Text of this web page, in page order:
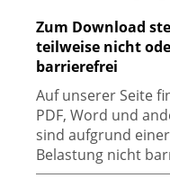
Zum Download
teilweise nicht
barrierefrei
Auf unserer Seite
PDF, Word und
sind aufgrund
Belastung nicht